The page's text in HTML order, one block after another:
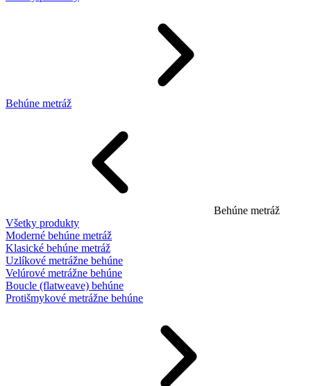
Behúne metráž
Behúne metráž
Všetky produkty
Moderné behúne metráž
Klasické behúne metráž
Uzlíkové metrážne behúne
Velúrové metrážne behúne
Boucle (flatweave) behúne
Protišmykové metrážne behúne